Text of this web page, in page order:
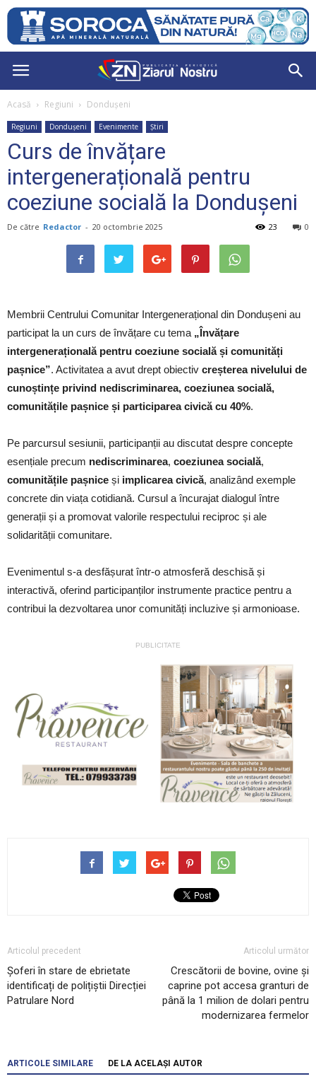
Acasă Regiuni Dondușeni
Regiuni Dondușeni Evenimente Știri
Curs de învățare
intergenerațională pentru
coeziune socială la Dondușeni
De către Redactor - 20 octombrie 2025 0
23
Membrii Centrului Comunitar Intergenerațional din Dondușeni au
participat la un curs de învățare cu tema „Învățare
intergenerațională pentru coeziune socială și comunități
pașnice”. Activitatea a avut drept obiectiv creșterea nivelului de
cunoștințe privind nediscriminarea, coeziunea socială,
comunitățile pașnice și participarea civică cu 40%.
Pe parcursul sesiunii, participanții au discutat despre concepte
esențiale precum nediscriminarea, coeziunea socială,
comunitățile pașnice și implicarea civică, analizând exemple
concrete din viața cotidiană. Cursul a încurajat dialogul între
generații și a promovat valorile respectului reciproc și ale
solidarității comunitare.
Evenimentul s-a desfășurat într-o atmosferă deschisă și
interactivă, oferind participanților instrumente practice pentru a
contribui la dezvoltarea unor comunități incluzive și armonioase.
PUBLICITATE
Articolul precedent
Șoferi în stare de ebrietate
identificați de polițiștii Direcției
Patrulare Nord
Articolul următor
Crescătorii de bovine, ovine și
caprine pot accesa granturi de
până la 1 milion de dolari pentru
modernizarea fermelor
ARTICOLE SIMILARE DE LA ACELAȘI AUTOR